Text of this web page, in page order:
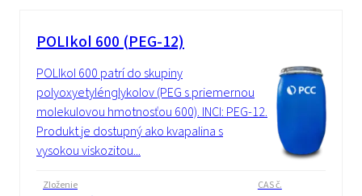
POLIkol 600 (PEG-12)
POLIkol 600 patrí do skupiny
polyoxyetylénglykolov (PEG s priemernou
molekulovou hmotnosťou 600). INCI: PEG-12.
Produkt je dostupný ako kvapalina s
vysokou viskozitou...
Zloženie CAS č.